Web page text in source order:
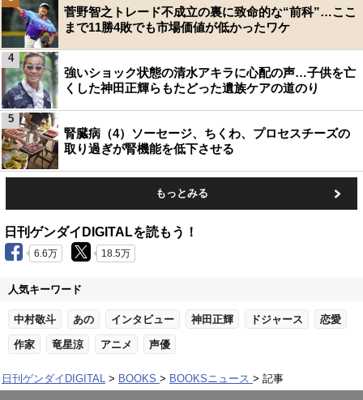
菅野智之トレード不成立の裏に致命的な“前科”…ここ
まで11勝4敗でも市場価値が低かったワケ
強いショック状態の清水アキラに心配の声…子供を亡
くした神田正輝らもたどった遺族ケアの道のり
4
腎臓病（4）ソーセージ、ちくわ、プロセスチーズの
取り過ぎが腎機能を低下させる
5
もっとみる
日刊ゲンダイDIGITALを読もう！
6.6万 18.5万
人気キーワード
中村敬斗 あの インタビュー 神田正輝 ドジャース 恋愛
作家 竜星涼 アニメ 声優
日刊ゲンダイDIGITAL BOOKS BOOKSニュース 記事